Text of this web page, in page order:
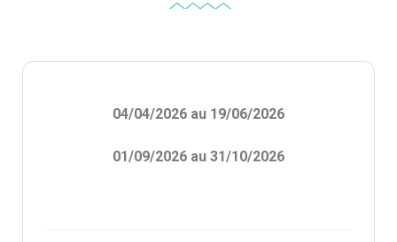
04/04/2026 au 19/06/2026
01/09/2026 au 31/10/2026